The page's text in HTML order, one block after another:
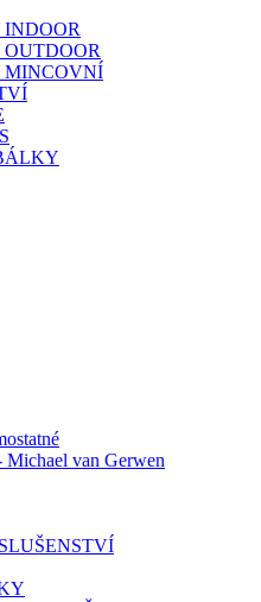
MINCOVNÍ
Michael van Gerwen